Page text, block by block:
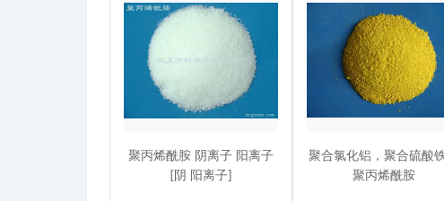
聚丙烯酰胺 阴离子 阳离子
[阴 阳离子]
聚合氯化铝，聚合硫酸
聚丙烯酰胺